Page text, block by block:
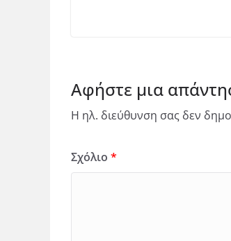
Αφήστε μια
Η ηλ. διεύθυνση σας δεν
Σχόλιο *